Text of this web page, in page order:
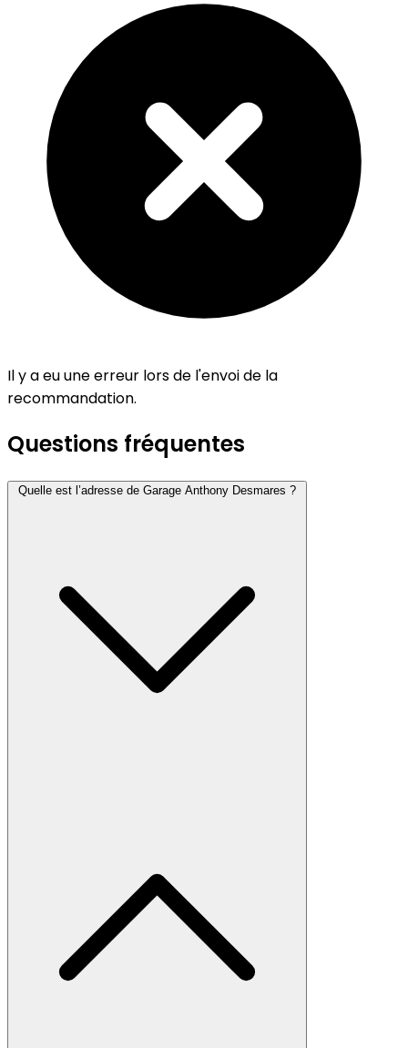
Il y a eu une erreur lors de l'envoi de la
recommandation.
Questions fréquentes
Quelle est l’adresse de Garage Anthony Desmares ?